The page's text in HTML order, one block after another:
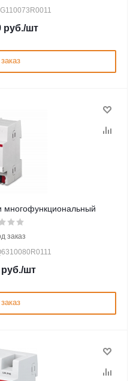
руб./шт
многофункциональный
заказ
/шт